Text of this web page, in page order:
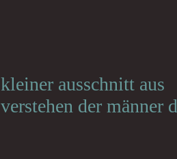
kleiner ausschnitt aus
verstehen der männer